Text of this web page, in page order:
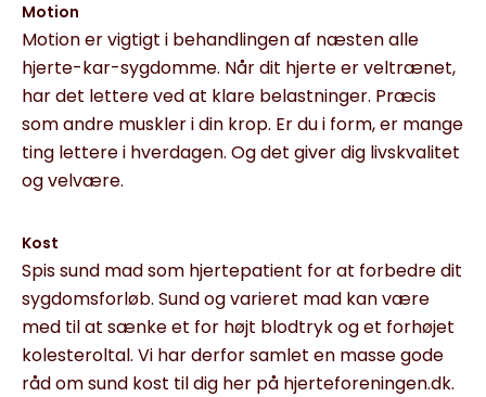
Motion
Motion er vigtigt i behandlingen af næsten alle
hjerte-kar-sygdomme. Når dit hjerte er veltrænet,
har det lettere ved at klare belastninger. Præcis
som andre muskler i din krop. Er du i form, er mange
ting lettere i hverdagen. Og det giver dig livskvalitet
og velvære.
Kost
Spis sund mad som hjertepatient for at forbedre dit
sygdomsforløb. Sund og varieret mad kan være
med til at sænke et for højt blodtryk og et forhøjet
kolesteroltal. Vi har derfor samlet en masse gode
råd om sund kost til dig her på hjerteforeningen.dk.